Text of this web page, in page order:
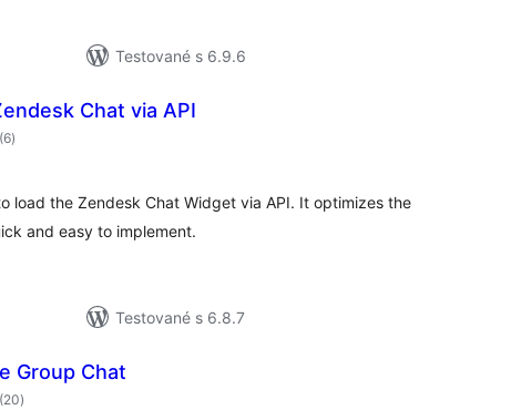
Testované s 6.9.6
Chat via API
(6celkové
hodnotenie
)
load the Zendesk Chat Widget via API. It optimizes the
and easy to implement.
Testované s 6.8.7
Group Chat
(20celkové
hodnotenie
)